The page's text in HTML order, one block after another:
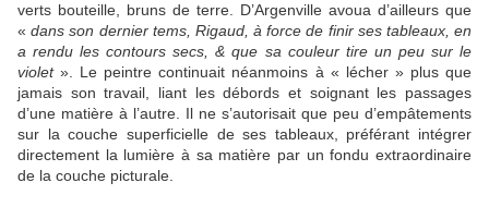
verts bouteille, bruns de terre. D’Argenville avoua d’ailleurs que
«dans son dernier tems, Rigaud, à force de finir ses tableaux, en
a rendu les contours secs, & que sa couleur tire un peu sur le
violet». Le peintre continuait néanmoins à « lécher » plus que
jamais son travail, liant les débords et soignant les passages
d’une matière à l’autre. Il ne s’autorisait que peu d’empâtements
sur la couche superficielle de ses tableaux, préférant intégrer
directement la lumière à sa matière par un fondu extraordinaire
de la couche picturale.